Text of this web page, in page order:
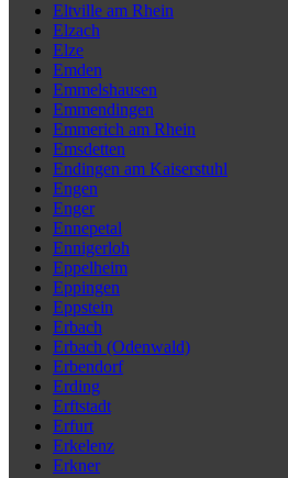
Eltville am Rhein
Elzach
Elze
Emden
Emmelshausen
Emmendingen
Emmerich am Rhein
Emsdetten
Endingen am Kaiserstuhl
Engen
Enger
Ennepetal
Ennigerloh
Eppelheim
Eppingen
Eppstein
Erbach
Erbach (Odenwald)
Erbendorf
Erding
Erftstadt
Erfurt
Erkelenz
Erkner